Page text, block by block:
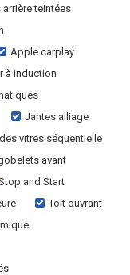
arrière teintées
Apple carplay
à induction
Jantes alliage
vitres séquentielle
avant
and Start
Toit ouvrant